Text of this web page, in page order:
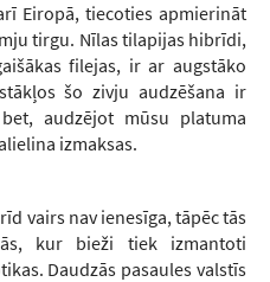
Eiropā, tiecoties apmierināt
tirgu. Nīlas tilapijas hibrīdi,
filejas, ir ar augstāko
šo zivju audzēšana ir
audzējot mūsu platuma
izmaksas.
vairs nav ienesīga, tāpēc tās
kur bieži tiek izmantoti
Daudzās pasaules valstīs